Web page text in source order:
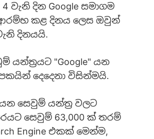
වැනි දින Google සමාගම
කළ දිනය ලෙස ඔවුන්
දිනයයි.
"Google" යන
දෙදෙනා විසින්මයි.
යන සෙවුම් යන්ත්‍ර වලට
සෙවුම් 63,000 ක් තරම්
Engine එකක් මෙන්ම,